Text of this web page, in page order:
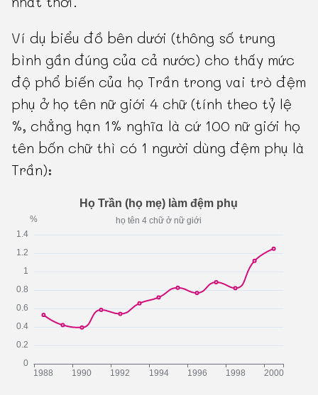
Ví dụ biểu đồ bên dưới (thông số trung
bình gần đúng của cả nước) cho thấy mức
độ phổ biến của họ Trần trong vai trò đệm
phụ ở họ tên nữ giới 4 chữ (tính theo tỷ lệ
%, chẳng hạn 1% nghĩa là cứ 100 nữ giới họ
tên bốn chữ thì có 1 người dùng đệm phụ là
Trần):